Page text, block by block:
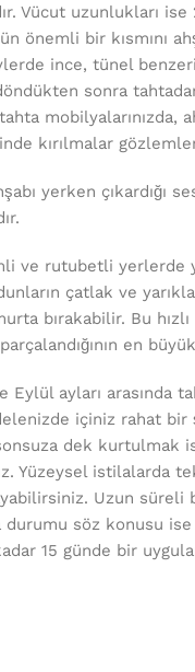
Vücut uzunlukları
önemli bir kısmını
ince, tünel
sonra
mobilyalarınızda,
kırılmalar
yerken çıkardığı
ve rutubetli yerlerde
çatlak ve
bırakabilir. Bu
en büyük
ayları arasında
içiniz rahat bir
dek kurtulmak
Yüzeysel istilalarda
Uzun süreli
söz konusu
15 günde bir